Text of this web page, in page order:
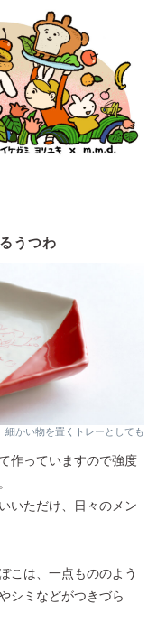
うつわ
細かい物を置くトレーとしても
作っていますので強度
いただけ、日々のメン
こは、一点もののよう
シミなどがつきづら